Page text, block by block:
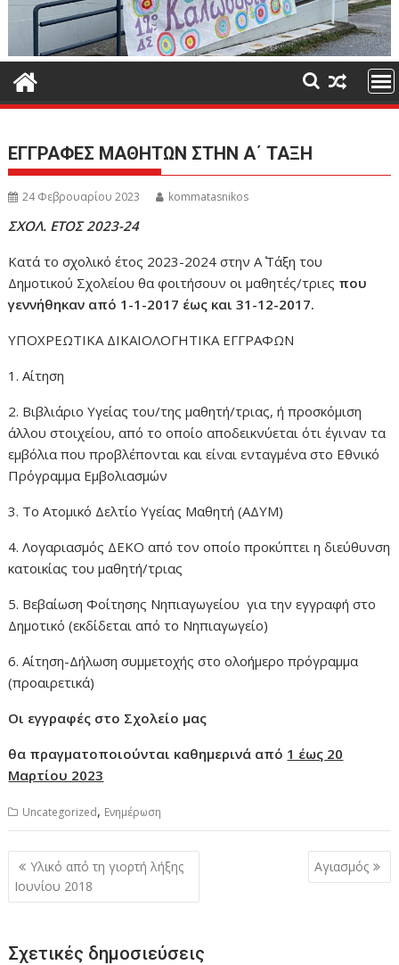
ΕΓΓΡΑΦΕΣ ΜΑΘΗΤΩΝ ΣΤΗΝ Α΄ ΤΑΞΗ
24 Φεβρουαρίου 2023 kommatasnikos
ΣΧΟΛ. ΕΤΟΣ 2023-24
Κατά το σχολικό έτος 2023-2024 στην Α΄ Τάξη του
Δημοτικού Σχολείου θα φοιτήσουν οι μαθητές/τριες που
γεννήθηκαν από 1-1-2017 έως και 31-12-2017.
ΥΠΟΧΡΕΩΤΙΚΑ ΔΙΚΑΙΟΛΟΓΗΤΙΚΑ ΕΓΓΡΑΦΩΝ
1. Αίτηση
2. Βιβλιάριο Υγείας του/της μαθητή/τριας, ή προσκόμιση
άλλου στοιχείου, από το οποίο αποδεικνύεται ότι έγιναν τα
εμβόλια που προβλέπονται και είναι ενταγμένα στο Εθνικό
Πρόγραμμα Εμβολιασμών
3. Το Ατομικό Δελτίο Υγείας Μαθητή (ΑΔΥΜ)
4. Λογαριασμός ΔΕΚΟ από τον οποίο προκύπτει η διεύθυνση
κατοικίας του μαθητή/τριας
5. Βεβαίωση Φοίτησης Νηπιαγωγείου για την εγγραφή στο
Δημοτικό (εκδίδεται από το Νηπιαγωγείο)
6. Αίτηση-Δήλωση συμμετοχής στο ολοήμερο πρόγραμμα
(προαιρετικά)
Οι εγγραφές στο Σχολείο μας
θα πραγματοποιούνται καθημερινά από 1 έως 20
Μαρτίου 2023
Uncategorized, Ενημέρωση
Πλοήγηση
άρθρων
Υλικό από τη γιορτή λήξης
Ιουνίου 2018
Αγιασμός
Σχετικές δημοσιεύσεις